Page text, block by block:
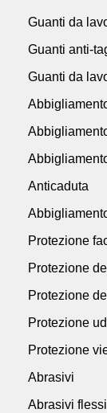
Guanti da
Guanti anti-
Guanti da
Anticaduta
Protezione
Protezione
Protezione
Protezione
Protezione
Abrasivi
Abrasivi